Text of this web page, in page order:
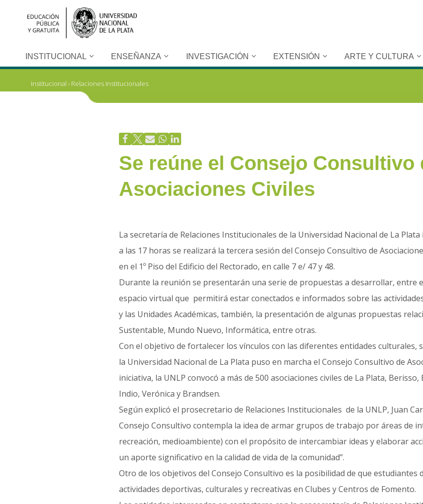
contenidoINSTITUCIONAL ENSEÑANZA INVESTIGACIÓN EXTENSIÓN ARTE Y CULTURA
Institucional › Relaciones Institucionales
Se reúne el Consejo Consultivo
Asociaciones Civiles
La secretaría de Relaciones Institucionales de la Universidad Nacional de La
a las 17 horas se realizará la tercera sesión del Consejo Consultivo de
en el 1º Piso del Edificio del Rectorado, en calle 7 e/ 47 y 48.
Durante la reunión se presentarán una serie de propuestas a desarrollar, entre
espacio virtual que permitirá estar conectados e informados sobre las
y las Unidades Académicas, también, la presentación de algunas propuestas
Sustentable, Mundo Nuevo, Informática, entre otras.
Con el objetivo de fortalecer los vínculos con las diferentes entidades culturales,
la Universidad Nacional de La Plata puso en marcha el Consejo Consultivo de
iniciativa, la UNLP convocó a más de 500 asociaciones civiles de La Plata,
Indio, Verónica y Brandsen.
Según explicó el prosecretario de Relaciones Institucionales de la UNLP, Juan
Consejo Consultivo contempla la idea de armar grupos de trabajo por áreas de
recreación, medioambiente) con el propósito de intercambiar ideas y elaborar
un aporte significativo en la calidad de vida de la comunidad”.
Otro de los objetivos del Consejo Consultivo es la posibilidad de que estudiantes
actividades deportivas, culturales y recreativas en Clubes y Centros de Fomento.